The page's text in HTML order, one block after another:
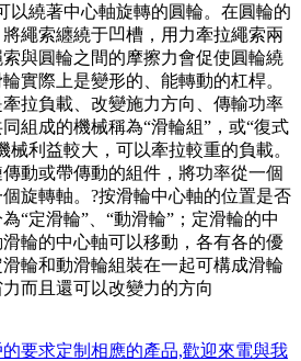
以繞著中心軸旋轉的圓輪。在圓輪的
繩索纏繞于凹槽，用力牽拉繩索兩
與圓輪之間的摩擦力會促使圓輪繞
實際上是變形的、能轉動的杠桿。
拉負載、改變施力方向、傳輸功率
組成的機械稱為“滑輪組”，或“復式
械利益較大，可以牽拉較重的負載。
動或帶傳動的組件，將功率從一個
旋轉軸。?按滑輪中心軸的位置是否
“定滑輪”、“動滑輪”；定滑輪的中
輪的中心軸可以移動，各有各的優
輪和動滑輪組裝在一起可構成滑輪
而且還可以改變力的方向
要求定制相應的產品,歡迎來電與我